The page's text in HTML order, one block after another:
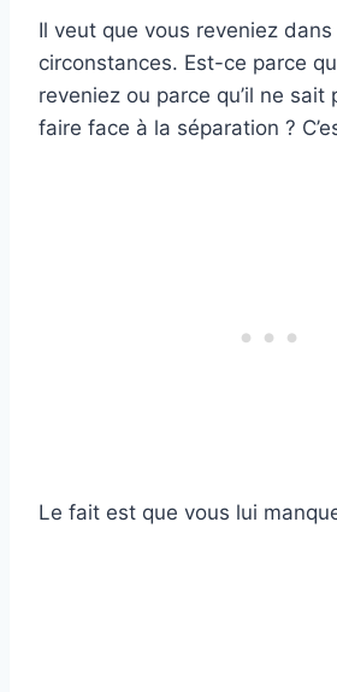
Il veut que vous reveniez
circonstances. Est-ce parce
reveniez ou parce qu’il ne sait
faire face à la séparation ?
Le fait est que vous lui